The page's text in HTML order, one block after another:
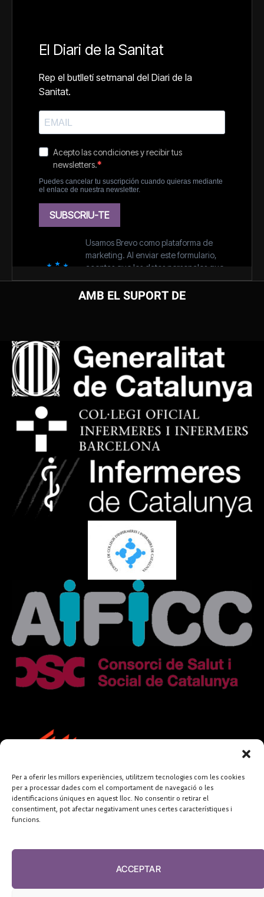
Per a oferir les millors experiències, utilitzem tecnologies com les cookies
per a processar dades com el comportament de navegació o les
identificacions úniques en aquest lloc. No consentir o retirar el
consentiment, pot afectar negativament unes certes característiques i
funcions.
ACCEPTAR
AMB EL SUPORT DE
FUNDACIÓ